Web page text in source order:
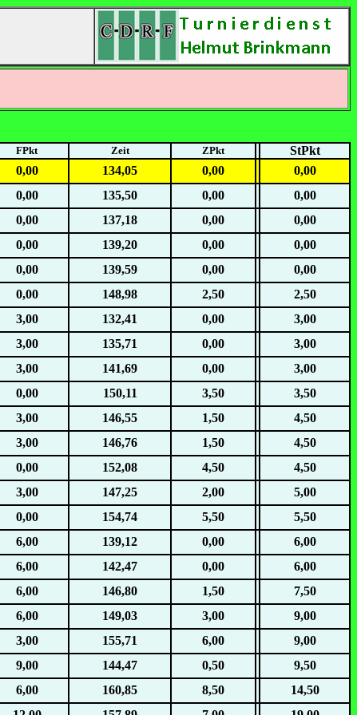
FPkt Zeit ZPkt
StPkt
0,00 134,05 0,00
0,00
0,00 135,50 0,00
0,00
0,00 137,18 0,00
0,00
0,00 139,20 0,00
0,00
0,00 139,59 0,00
0,00
0,00 148,98 2,50
2,50
3,00 132,41 0,00
3,00
3,00 135,71 0,00
3,00
3,00 141,69 0,00
3,00
0,00 150,11 3,50
3,50
3,00 146,55 1,50
4,50
3,00 146,76 1,50
4,50
0,00 152,08 4,50
4,50
3,00 147,25 2,00
5,00
0,00 154,74 5,50
5,50
6,00 139,12 0,00
6,00
6,00 142,47 0,00
6,00
6,00 146,80 1,50
7,50
6,00 149,03 3,00
9,00
3,00 155,71 6,00
9,00
9,00 144,47 0,50
9,50
6,00 160,85 8,50
14,50